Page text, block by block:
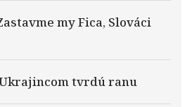
my Fica, Slováci
tvrdú ranu